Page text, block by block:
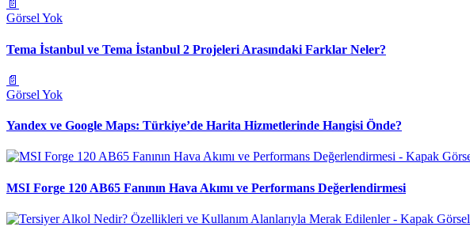
📄
Görsel Yok
Tema İstanbul ve Tema İstanbul 2 Projeleri Arasındaki Farklar Neler?
📄
Görsel Yok
Yandex ve Google Maps: Türkiye’de Harita Hizmetlerinde Hangisi Önde?
MSI Forge 120 AB65 Fanının Hava Akımı ve Performans Değerlendirmesi